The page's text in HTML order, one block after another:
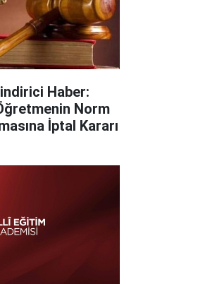
Haber:
Norm
İptal Kararı